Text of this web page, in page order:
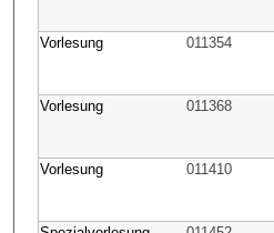
Vorlesung 011354
Vorlesung 011368
Vorlesung 011410